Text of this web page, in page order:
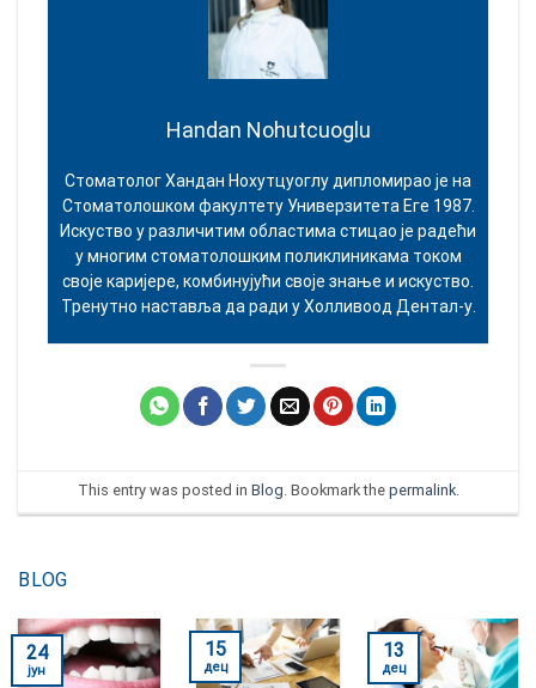
Handan Nohutcuoglu
Стоматолог Хандан Нохутцуоглу дипломирао је на
Стоматолошком факултету Универзитета Еге 1987.
Искуство у различитим областима стицао је радећи
у многим стоматолошким поликлиникама током
своје каријере, комбинујући своје знање и искуство.
Тренутно наставља да ради у Холливоод Дентал-у.
This entry was posted in Blog. Bookmark the permalink.
BLOG
24
јун
15
дец
13
дец